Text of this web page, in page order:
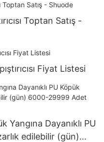
Toptan Satış -
Fiyat Listesi
Yangına Dayanıklı PU
edilebilir (gün)